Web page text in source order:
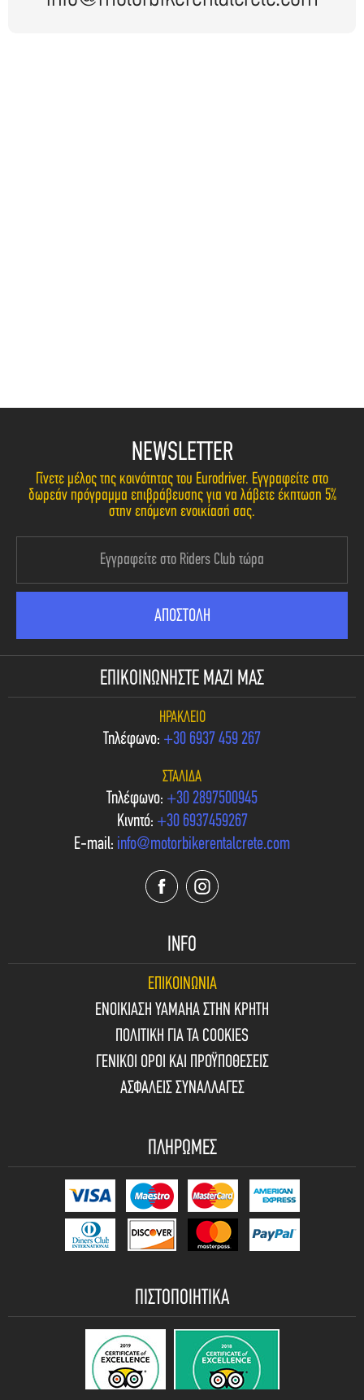
NEWSLETTER
Γίνετε μέλος της κοινότητας του Eurodriver. Εγγραφείτε στο
δωρεάν πρόγραμμα επιβράβευσης για να λάβετε έκπτωση 5%
στην επόμενη ενοικίασή σας.
ΕΠΙΚΟΙΝΩΝΗΣΤΕ ΜΑΖΙ ΜΑΣ
ΗΡΆΚΛΕΙΟ
Τηλέφωνο: +30 6937 459 267
ΣΤΑΛΊΔΑ
Τηλέφωνο: +30 2897500945
Κινητό: +30 6937459267
E-mail: info@motorbikerentalcrete.com
INFO
ΕΠΙΚΟΙΝΩΝΙΑ
ΕΝΟΙΚΙΑΣΗ YAMAHA ΣΤΗΝ ΚΡΗΤΗ
ΠΟΛΙΤΙΚΗ ΓΙΑ ΤΑ COOKIES
ΓΕΝΙΚΟΙ ΟΡΟΙ ΚΑΙ ΠΡΟΫΠΟΘΕΣΕΙΣ
ΑΣΦΑΛΕΙΣ ΣΥΝΑΛΛΑΓΕΣ
ΠΛΗΡΩΜΕΣ
ΠΙΣΤΟΠΟΙΗΤΙΚΑ